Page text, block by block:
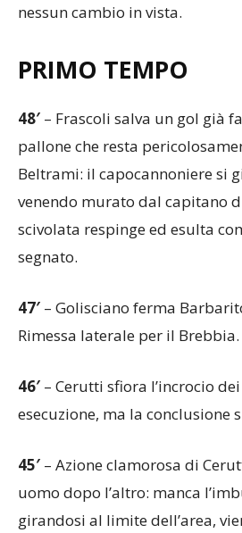
nessun cambio in vista.
PRIMO TEMPO
48′ – Frascoli salva un gol già
pallone che resta
Beltrami: il capocannoniere si
venendo murato dal capitano
scivolata respinge ed esulta
segnato.
47′ – Golisciano ferma
Rimessa laterale per il Brebbia.
46′ – Cerutti sfiora l’incrocio
esecuzione, ma la conclusione
45′ – Azione clamorosa di
uomo dopo l’altro: manca
girandosi al limite dell’area,